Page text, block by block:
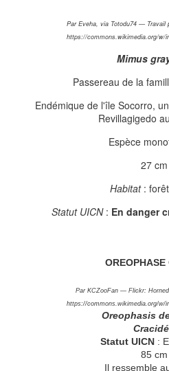
Par Eveha, via Totodu74 — Travail
https://commons.wikimedia.org/w/
Mimus
Passereau de la
Endémique de l'île Socorro,
Revillagigedo
Espèce
27 cm
Habitat :
Statut UICN: En danger
OREOPHASE
Par KCZooFan — Flickr:
https://commons.wikimedia.org/w/
Oreophasis
Statut UICN:
85 cm
Il ressemble